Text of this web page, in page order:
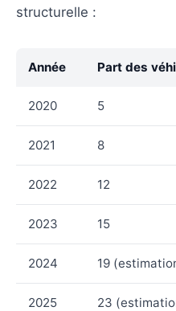
structurelle :
Année Part des
2020 5
2021 8
2022 12
2023 15
2024 19
2025 23